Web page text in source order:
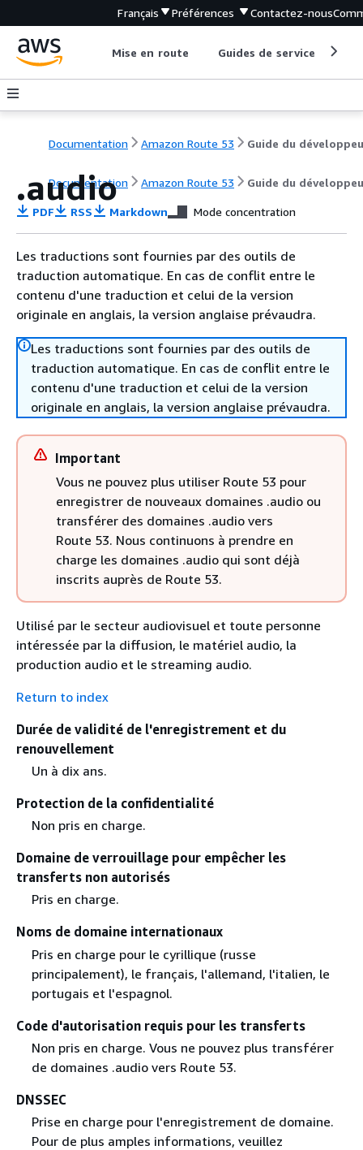
Français Préférences Contactez-nous
Mise en route Guides de service
Documentation Amazon Route 53 Guide du
Documentation Amazon Route 53 Guide du
.audio
PDF RSS Markdown Mode concentration
Les traductions sont fournies par des outils de
traduction automatique. En cas de conflit entre le
contenu d'une traduction et celui de la version
originale en anglais, la version anglaise prévaudra.
Les traductions sont fournies par des outils de
traduction automatique. En cas de conflit entre le
contenu d'une traduction et celui de la version
originale en anglais, la version anglaise prévaudra.
Important
Vous ne pouvez plus utiliser Route 53 pour
enregistrer de nouveaux domaines .audio ou
transférer des domaines .audio vers
Route 53. Nous continuons à prendre en
charge les domaines .audio qui sont déjà
inscrits auprès de Route 53.
Utilisé par le secteur audiovisuel et toute personne
intéressée par la diffusion, le matériel audio, la
production audio et le streaming audio.
Return to index
Durée de validité de l'enregistrement et du
renouvellement
Un à dix ans.
Protection de la confidentialité
Non pris en charge.
Domaine de verrouillage pour empêcher les
transferts non autorisés
Pris en charge.
Noms de domaine internationaux
Pris en charge pour le cyrillique (russe
principalement), le français, l'allemand, l'italien, le
portugais et l'espagnol.
Code d'autorisation requis pour les transferts
Non pris en charge. Vous ne pouvez plus transférer
de domaines .audio vers Route 53.
DNSSEC
Prise en charge pour l'enregistrement de domaine.
Pour de plus amples informations, veuillez